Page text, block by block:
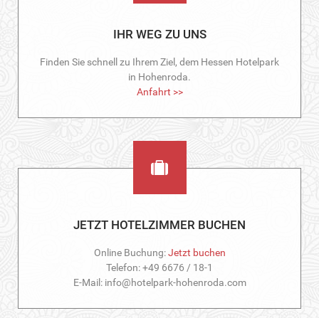
IHR WEG ZU UNS
Finden Sie schnell zu Ihrem Ziel, dem Hessen Hotelpark
in Hohenroda.
Anfahrt >>
JETZT HOTELZIMMER BUCHEN
Online Buchung:Jetzt buchen
Telefon: +49 6676 / 18-1
E-Mail: info@hotelpark-hohenroda.com